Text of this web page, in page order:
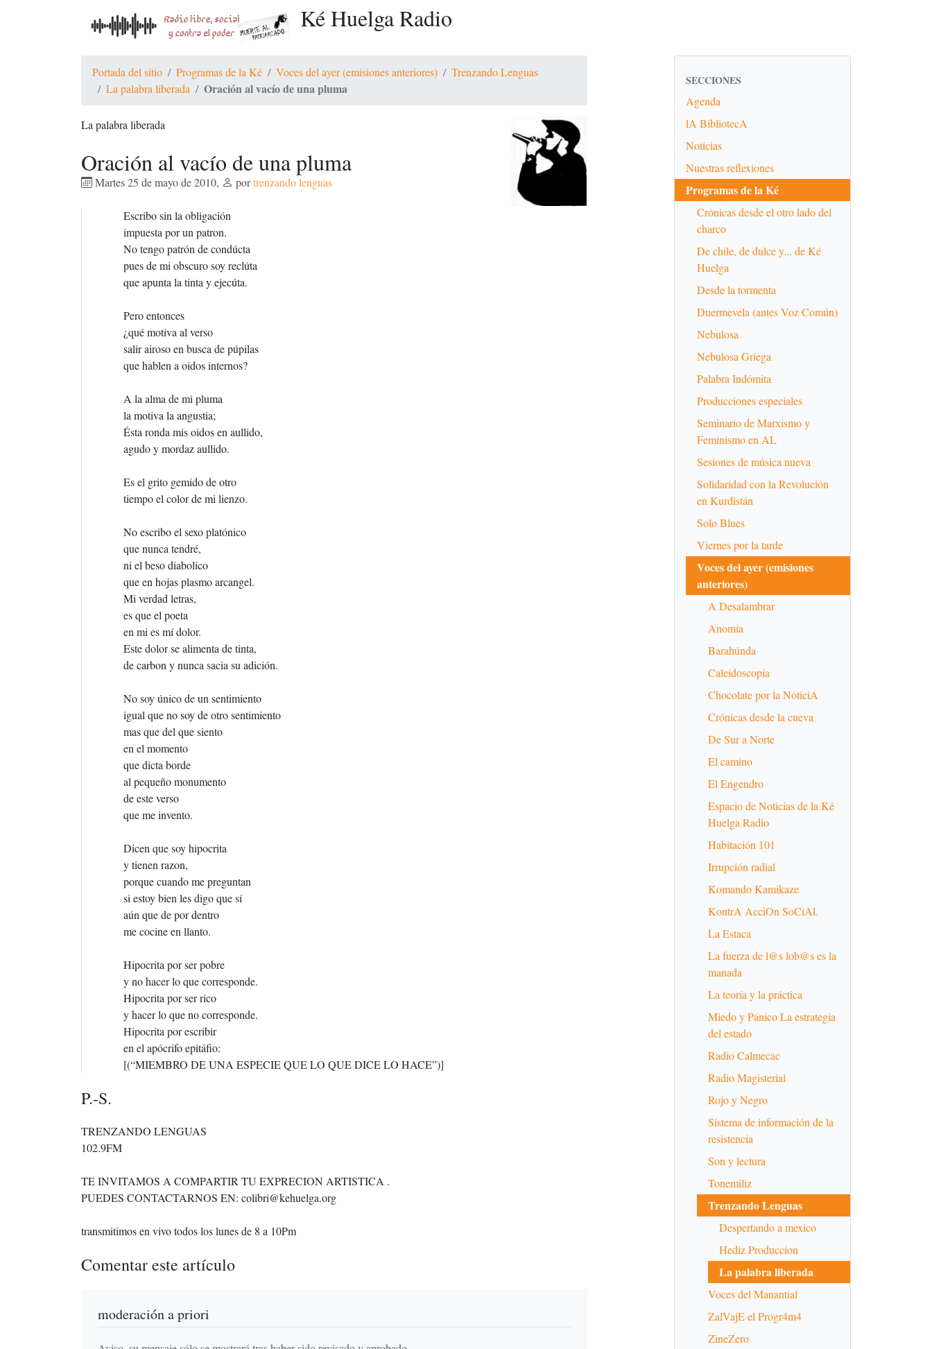
Ké Huelga Radio
Portada del sitio Programas de la Ké Voces del ayer (emisiones anteriores)
Trenzando Lenguas
La palabra liberada
Oración al vacío de una pluma
La palabra liberada
Oración al vacío de una pluma
Martes 25 de mayo de 2010, portrenzando lenguas
Escribo sin la obligación
impuesta por un patron.
No tengo patrón de condúcta
pues de mi obscuro soy reclúta
que apunta la tinta y ejecúta.
Pero entonces
¿qué motiva al verso
salir airoso en busca de púpilas
que hablen a oidos internos?
A la alma de mi pluma
la motiva la angustia;
Ésta ronda mis oidos en aullido,
agudo y mordaz aullido.
Es el grito gemido de otro
tiempo el color de mi lienzo.
No escribo el sexo platónico
que nunca tendré,
ni el beso diabolico
que en hojas plasmo arcangel.
Mi verdad letras,
es que el poeta
en mi es mí dolor.
Este dolor se alimenta de tinta,
de carbon y nunca sacia su adición.
No soy único de un sentimiento
igual que no soy de otro sentimiento
mas que del que siento
en el momento
que dicta borde
al pequeño monumento
de este verso
que me invento.
Dicen que soy hipocrita
y tienen razon,
porque cuando me preguntan
si estoy bien les digo que sí
aún que de por dentro
me cocine en llanto.
Hipocrita por ser pobre
y no hacer lo que corresponde.
Hipocrita por ser rico
y hacer lo que no corresponde.
Hipocrita por escribir
en el apócrifo epitáfio:
[(“MIEMBRO DE UNA ESPECIE QUE LO QUE DICE LO HACE”)]
P.-S.
TRENZANDO LENGUAS
102.9FM
TE INVITAMOS A COMPARTIR TU EXPRECION ARTISTICA .
PUEDES CONTACTARNOS EN: colibri@kehuelga.org
transmitimos en vivo todos los lunes de 8 a 10Pm
Comentar este artículo
moderación a priori
SECCIONES
Agenda
lA BibliotecA
Noticias
Nuestras reflexiones
Programas de la Ké
Crónicas desde el otro lado del
charco
De chile, de dulce y... de Ké
Huelga
Desde la tormenta
Duermevela (antes Voz Común)
Nebulosa
Nebulosa Griega
Palabra Indómita
Producciones especiales
Seminario de Marxismo y
Feminismo en AL
Sesiones de música nueva
Solidaridad con la Revolución
en Kurdistán
Solo Blues
Viernes por la tarde
Voces del ayer (emisiones
anteriores)
A Desalambrar
Anomia
Barahúnda
Caleidoscopía
Chocolate por la NoticiA
Crónicas desde la cueva
De Sur a Norte
El camino
El Engendro
Espacio de Noticias de la Ké
Huelga Radio
Habitación 101
Irrupción radial
Komando Kamikaze
KontrA AcciOn SoCiAl.
La Estaca
La fuerza de l@s lob@s es la
manada
La teoría y la práctica
Miedo y Pánico La estrategia
del estado
Radio Calmecac
Radio Magisterial
Rojo y Negro
Sistema de información de la
resistencia
Son y lectura
Tonemiliz
Trenzando Lenguas
Despertando a mexico
Hediz Produccion
La palabra liberada
Voces del Manantial
ZalVajE el Progr4m4
ZineZero